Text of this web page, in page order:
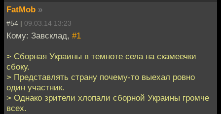
FatMob »
#54 | 09.03.14 13:23
Кому: Завсклад, #1
> Сборная Украины в темноте села на скамеечки
сбоку.
> Представлять страну почему-то выехал ровно
один участник.
> Однако зрители хлопали сборной Украины громче
всех.